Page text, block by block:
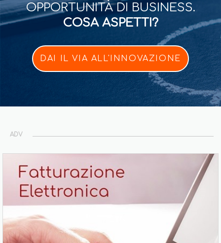
OPPORTUNITÀ DI BUSINESS.
COSA ASPETTI?
DAI IL VIA ALL'INNOVAZIONE
ADV